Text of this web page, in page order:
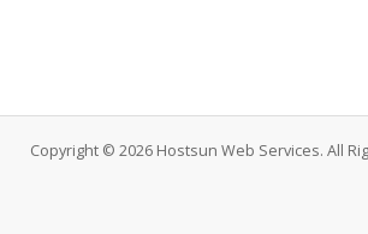
Copyright © 2026 Hostsun Web Services. All